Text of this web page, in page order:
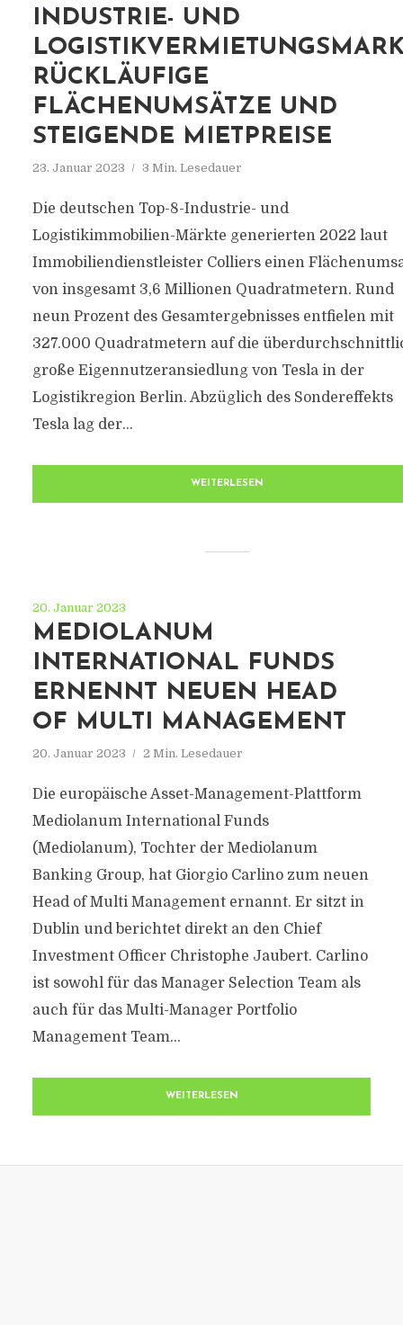
INDUSTRIE- UND
RÜCKLÄUFIGE
FLÄCHENUMSÄTZE UND
STEIGENDE MIETPREISE
23. Januar 2023 3 Min. Lesedauer
Die deutschen Top-8-Industrie- und
Logistikimmobilien-Märkte generierten 2022 laut
Immobiliendienstleister Colliers einen
von insgesamt 3,6 Millionen Quadratmetern. Rund
neun Prozent des Gesamtergebnisses entfielen mit
327.000 Quadratmetern auf die
große Eigennutzeransiedlung von Tesla in der
Logistikregion Berlin. Abzüglich des Sondereffekts
Tesla lag der...
WEITERLESEN
20. Januar 2023
MEDIOLANUM
INTERNATIONAL FUNDS
ERNENNT NEUEN HEAD
OF MULTI MANAGEMENT
20. Januar 2023 2 Min. Lesedauer
Die europäische Asset-Management-Plattform
Mediolanum International Funds
(Mediolanum), Tochter der Mediolanum
Banking Group, hat Giorgio Carlino zum neuen
Head of Multi Management ernannt. Er sitzt in
Dublin und berichtet direkt an den Chief
Investment Officer Christophe Jaubert. Carlino
ist sowohl für das Manager Selection Team als
auch für das Multi-Manager Portfolio
Management Team...
WEITERLESEN